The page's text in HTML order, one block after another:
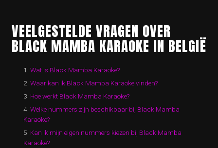
VEELGESTELDE VRAGEN OVER
BLACK MAMBA KARAOKE IN BELGIË
Wat is Black Mamba Karaoke?
Waar kan ik Black Mamba Karaoke vinden?
Hoe werkt Black Mamba Karaoke?
Welke nummers zijn beschikbaar bij Black Mamba
Karaoke?
Kan ik mijn eigen nummers kiezen bij Black Mamba
Karaoke?